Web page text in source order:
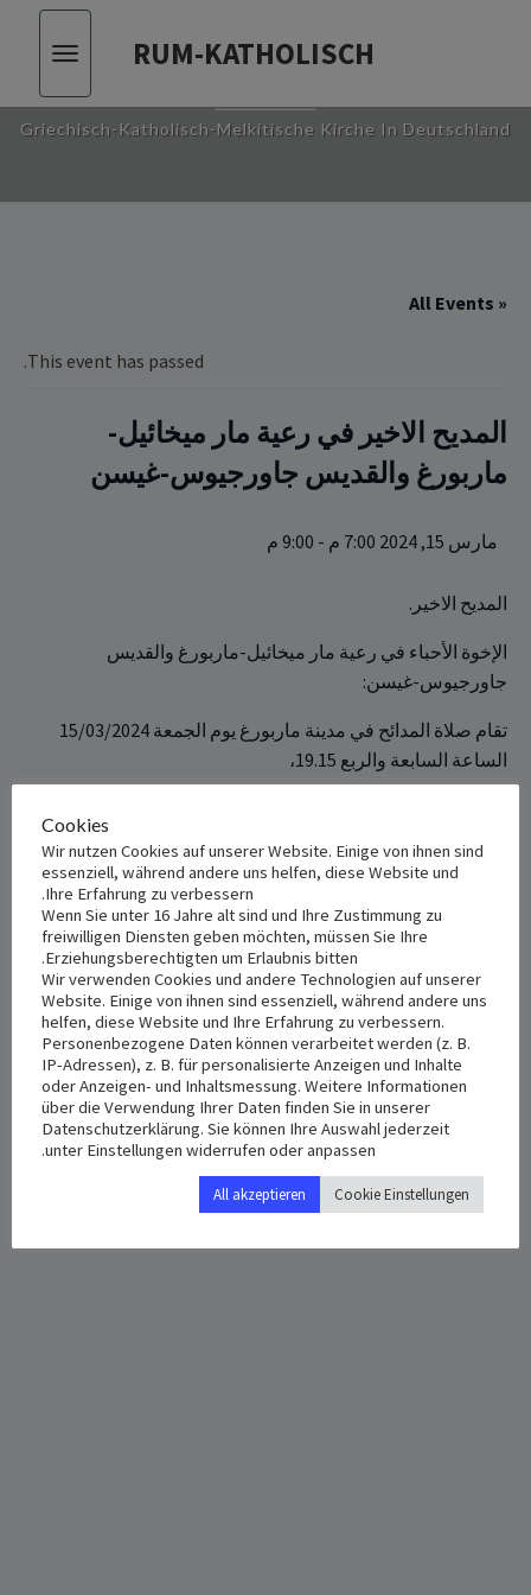
RUM-KATHOLISCH
Toggle
RUM-KATHOLISCH
Griechisch-Katholisch-Melkitische Kirche In Deutschland
« All Events
This event has passed.
المديح الاخير في رعية مار ميخائيل-
ماربورغ والقديس جاورجيوس-غيسن
مارس 15, 2024 7:00 م - 9:00 م
المديح الاخير.
الإخوة الأحباء في رعية مار ميخائيل-ماربورغ والقديس
جاورجيوس-غيسن:‏
تقام صلاة المدائح في مدينة ماربورغ يوم الجمعة 15/03/2024
الساعة السابعة والربع 19.15،
+ Add to iCalendar
DETAILS
Date:
مارس 15, 2024
Time:
VENUE
Großselheimer str 10
Marburg,35039Germany+
Google Map
Cookies
Wir nutzen Cookies auf unserer Website. Einige von ihnen sind
essenziell, während andere uns helfen, diese Website und
Ihre Erfahrung zu verbessern.
Wenn Sie unter 16 Jahre alt sind und Ihre Zustimmung zu
freiwilligen Diensten geben möchten, müssen Sie Ihre
Erziehungsberechtigten um Erlaubnis bitten.
Wir verwenden Cookies und andere Technologien auf unserer
Website. Einige von ihnen sind essenziell, während andere uns
helfen, diese Website und Ihre Erfahrung zu verbessern.
Personenbezogene Daten können verarbeitet werden (z. B.
IP-Adressen), z. B. für personalisierte Anzeigen und Inhalte
oder Anzeigen- und Inhaltsmessung. Weitere Informationen
über die Verwendung Ihrer Daten finden Sie in unserer
Datenschutzerklärung. Sie können Ihre Auswahl jederzeit
unter Einstellungen widerrufen oder anpassen.
Cookie Einstellungen
All akzeptieren